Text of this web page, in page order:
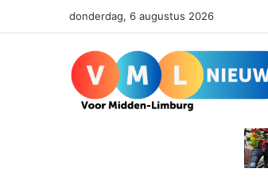
donderdag, 6 augustus 2026